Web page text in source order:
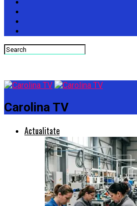
Carolina TV
Actualitate